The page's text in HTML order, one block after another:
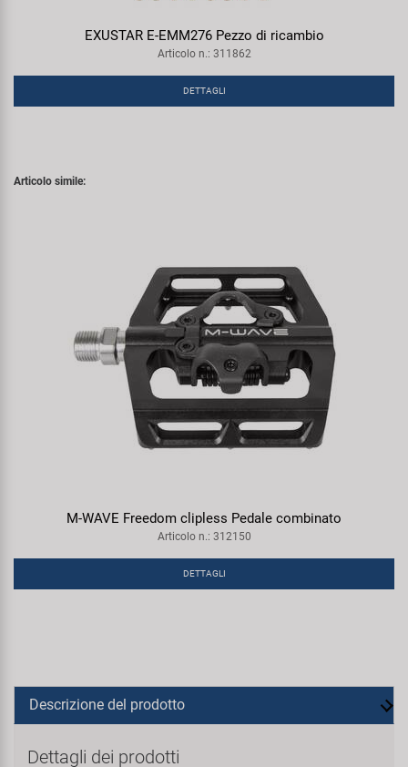
EXUSTAR E-EMM276 Pezzo di ricambio
Articolo n.: 311862
DETTAGLI
Articolo simile:
M-WAVE Freedom clipless Pedale combinato
Articolo n.: 312150
DETTAGLI
Descrizione del prodotto
Dettagli dei prodotti